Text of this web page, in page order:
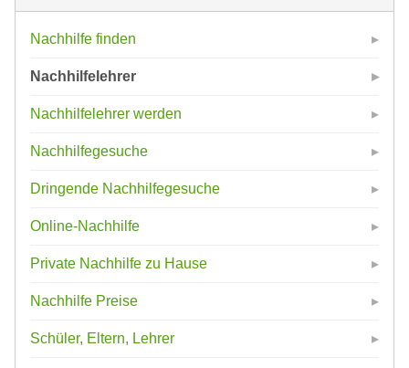
Nachhilfe finden
Nachhilfelehrer
Nachhilfelehrer werden
Nachhilfegesuche
Dringende Nachhilfegesuche
Online-Nachhilfe
Private Nachhilfe zu Hause
Nachhilfe Preise
Schüler, Eltern, Lehrer